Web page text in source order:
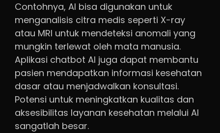
Contohnya, AI bisa digunakan untuk
menganalisis citra medis seperti X-ray
atau MRI untuk mendeteksi anomali yang
mungkin terlewat oleh mata manusia.
Aplikasi chatbot AI juga dapat membantu
pasien mendapatkan informasi kesehatan
dasar atau menjadwalkan konsultasi.
Potensi untuk meningkatkan kualitas dan
aksesibilitas layanan kesehatan melalui AI
sangatlah besar.